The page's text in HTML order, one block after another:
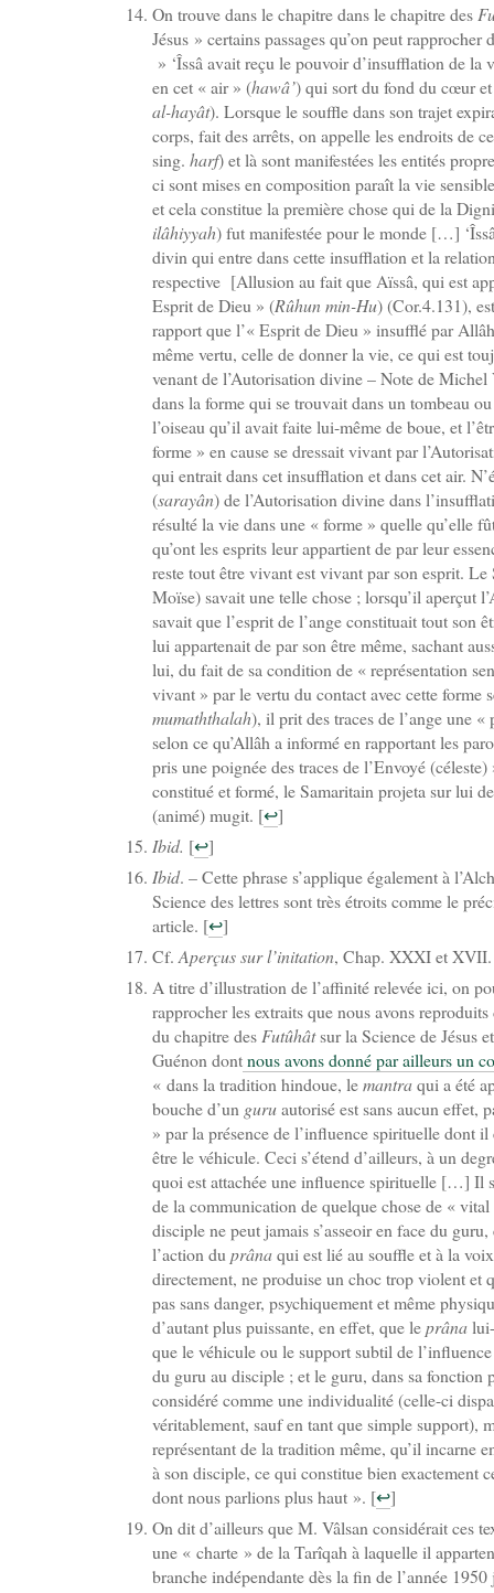
On trouve dans le chapitre dans le chapitre des
Jésus » certains passages qu’on peut
» ‘Îssâ avait reçu le pouvoir d’insufflation de la
en cet « air » (hawâ’) qui sort du fond du cœur
al-hayât). Lorsque le souffle dans son trajet
corps, fait des arrêts, on appelle les endroits de
sing. harf) et là sont manifestées les entités
ci sont mises en composition paraît la vie
et cela constitue la première chose qui de la
ilâhiyyah) fut manifestée pour le monde […]
divin qui entre dans cette insufflation et la
respective [Allusion au fait que Aïssâ, qui est
Esprit de Dieu » (Rûhun min-Hu) (Cor.4.131),
rapport que l’« Esprit de Dieu » insufflé par
même vertu, celle de donner la vie, ce qui est
venant de l’Autorisation divine – Note de
dans la forme qui se trouvait dans un tombeau
l’oiseau qu’il avait faite lui-même de boue, et
forme » en cause se dressait vivant par
qui entrait dans cet insufflation et dans cet air.
(sarayân) de l’Autorisation divine dans
résulté la vie dans une « forme » quelle qu’elle
qu’ont les esprits leur appartient de par leur
reste tout être vivant est vivant par son esprit.
Moïse) savait une telle chose ; lorsqu’il aperçut
savait que l’esprit de l’ange constituait tout son
lui appartenait de par son être même, sachant
lui, du fait de sa condition de « représentation
vivant » par le vertu du contact avec cette forme
mumaththalah), il prit des traces de l’ange une «
selon ce qu’Allâh a informé en rapportant les
pris une poignée des traces de l’Envoyé
constitué et formé, le Samaritain projeta sur lui
(animé) mugit. [↩]
Ibid. [↩]
Ibid. – Cette phrase s’applique également à
Science des lettres sont très étroits comme le
article. [↩]
Cf. Aperçus sur l’initation, Chap. XXXI et
A titre d’illustration de l’affinité relevée ici, on
rapprocher les extraits que nous avons
du chapitre des Futûhâtsur la Science de Jésus
Guénon dontnous avons donné par ailleurs un
« dans la tradition hindoue, lemantraqui a été
bouche d’un guruautorisé est sans aucun effet,
» par la présence de l’influence spirituelle dont il
être le véhicule. Ceci s’étend d’ailleurs, à un
quoi est attachée une influence spirituelle […] Il
de la communication de quelque chose de «
disciple ne peut jamais s’asseoir en face du
l’action du prânaqui est lié au souffle et à la
directement, ne produise un choc trop violent et
pas sans danger, psychiquement et même
d’autant plus puissante, en effet, que leprânalui-
que le véhicule ou le support subtil de
du guru au disciple ; et le guru, dans sa fonction
considéré comme une individualité (celle-ci
véritablement, sauf en tant que simple support),
représentant de la tradition même, qu’il incarne
à son disciple, ce qui constitue bien exactement
dont nous parlions plus haut ». [↩]
On dit d’ailleurs que M. Vâlsan considérait ces
une « charte » de la Tarîqah à laquelle il
branche indépendante dès la fin de l’année 1950